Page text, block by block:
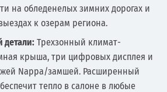
на обледенелых зимних дорогах и
к озерам региона.
детали: Трехзонный климат-
крыша, три цифровых дисплея и
Nappa/замшей. Расширенный
тепло в салоне в любые